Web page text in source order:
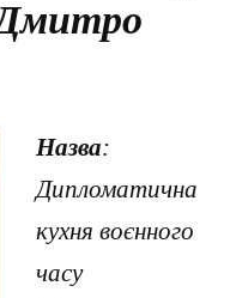
Назва:
Дипломатична
куxня воєнного
часу